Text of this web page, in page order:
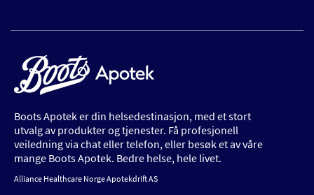
Boots Apotek er din helsedestinasjon, med et stort
utvalg av produkter og tjenester. Få profesjonell
veiledning via chat eller telefon, eller besøk et av våre
mange Boots Apotek. Bedre helse, hele livet.
Alliance Healthcare Norge Apotekdrift AS